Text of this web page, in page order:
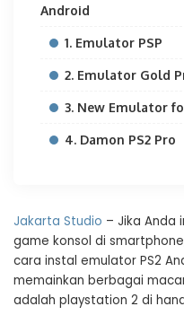
Android
1. Emulator PSP
2. Emulator Gold
3. New Emulator
4. Damon PS2 Pro
Jakarta Studio – Jika Anda
game konsol di
cara instal emulator PS2
memainkan berbagai
adalah playstation 2 di